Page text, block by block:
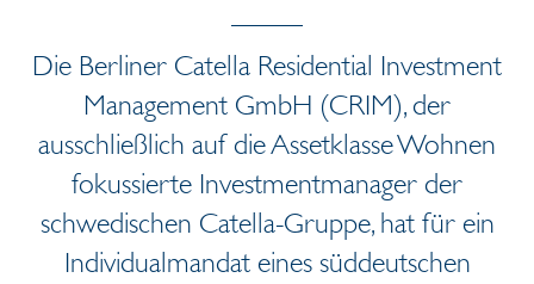
Die Berliner Catella Residential Investment
Management GmbH (CRIM), der
ausschließlich auf die Assetklasse Wohnen
fokussierte Investmentmanager der
schwedischen Catella-Gruppe, hat für ein
Individualmandat eines süddeutschen